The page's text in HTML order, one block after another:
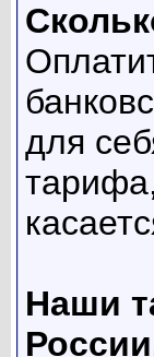
для
Наши